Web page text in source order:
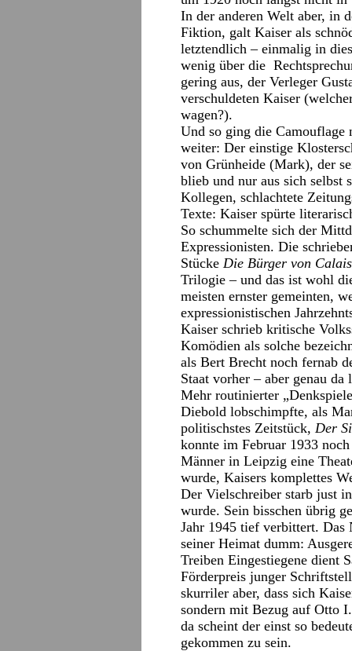
In der anderen Welt aber, in
Fiktion, galt Kaiser als
letztendlich – einmalig in
wenig über die
gering aus, der Verleger
verschuldeten Kaiser
wagen?).
Und so ging die Camouflage
weiter: Der einstige
von Grünheide (Mark), der
blieb und nur aus sich selbst
Kollegen, schlachtete
Texte: Kaiser spürte
So schummelte sich der
Expressionisten. Die
Stücke Die Bürger von Calais
Trilogie – und das ist wohl
meisten ernster gemeinten,
expressionistischen
Kaiser schrieb kritische
Komödien als solche
als Bert Brecht noch fernab
Staat vorher – aber genau
Mehr routinierter
Diebold lobschimpfte, als
politischstes Zeitstück, Der
konnte im Februar 1933
Männer in Leipzig eine
wurde, Kaisers komplettes
Der Vielschreiber starb just
wurde. Sein bisschen übrig
Jahr 1945 tief verbittert. Das
seiner Heimat dumm:
Treiben Eingestiegene dient
Förderpreis junger
skurriler aber, dass sich
sondern mit Bezug auf Otto
da scheint der einst so
gekommen zu sein.